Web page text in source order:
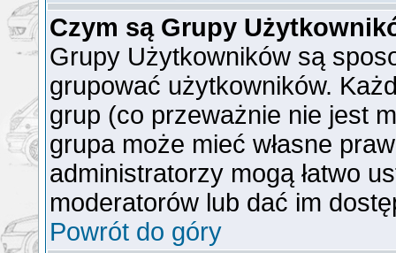
Czym są Grupy
Grupy Użytkowników są
grupować użytkowników.
grup (co przeważnie nie jest
grupa może mieć własne
administratorzy mogą łatwo
moderatorów lub dać im
Powrót do góry